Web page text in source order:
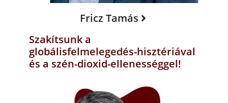
Fricz Tamás
Szakítsunk a
globálisfelmelegedés-hisztériával
és a szén-dioxid-ellenességgel!